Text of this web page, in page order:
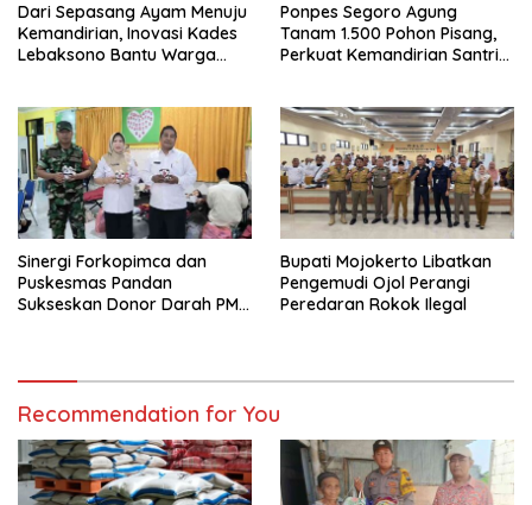
Dari Sepasang Ayam Menuju
Kemandirian, Inovasi Kades
Lebaksono Bantu Warga
Ponpes Segoro Agung
Tanam 1.500 Pohon Pisang,
Perkuat Kemandirian Santri
Sinergi Forkopimca dan
Puskesmas Pandan
Sukseskan Donor Darah PMI
Bupati Mojokerto Libatkan
Pengemudi Ojol Perangi
Peredaran Rokok Ilegal
Recommendation for You